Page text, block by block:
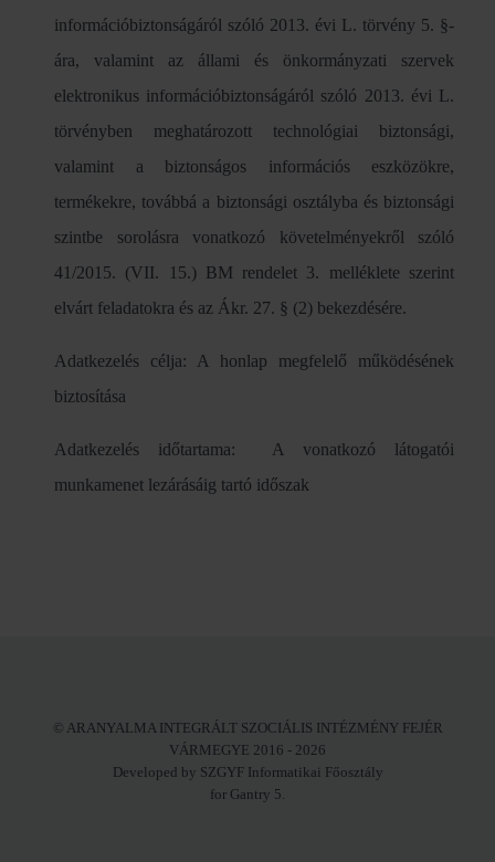
információbiztonságáról szóló 2013. évi L. törvény 5. §-
ára, valamint az állami és önkormányzati szervek
elektronikus információbiztonságáról szóló 2013. évi L.
törvényben meghatározott technológiai biztonsági,
valamint a biztonságos információs eszközökre,
termékekre, továbbá a biztonsági osztályba és biztonsági
szintbe sorolásra vonatkozó követelményekről szóló
41/2015. (VII. 15.) BM rendelet 3. melléklete szerint
elvárt feladatokra és az Ákr. 27. § (2) bekezdésére.
Adatkezelés célja: A honlap megfelelő működésének
biztosítása
Adatkezelés időtartama: A vonatkozó látogatói
munkamenet lezárásáig tartó időszak
© ARANYALMA INTEGRÁLT SZOCIÁLIS INTÉZMÉNY FEJÉR
VÁRMEGYE 2016 - 2026
Developed by SZGYF Informatikai Főosztály
for Gantry 5.